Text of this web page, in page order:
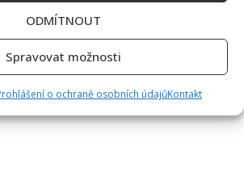
ODMÍTNOUT
Spravovat možnosti
o ochraně osobních údajůKontakt